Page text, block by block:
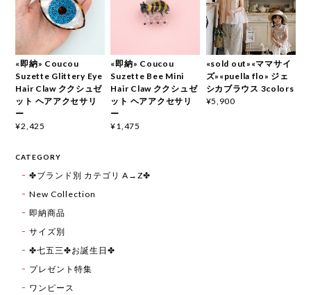
«即納» Coucou
Suzette Glittery Eye
Hair Claw ククシュゼ
ット ヘアアクセサリ
ー
¥2,425
«即納» Coucou
Suzette Bee Mini
Hair Claw ククシュゼ
ット ヘアアクセサリ
ー
¥1,475
«sold out»«ママサイ
ズ»«puella flo» ジェ
シカブラウス 3colors
¥5,900
CATEGORY
✤ブランド別 カテゴリ A→Z✤
New Collection
即納商品
サイズ別
✤七五三✤お誕生日✤
プレゼント特集
ワンピース